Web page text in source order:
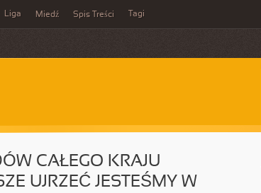
Liga Miedź Spis Treści Tagi
CAŁEGO KRAJU
UJRZEĆ JESTEŚMY W